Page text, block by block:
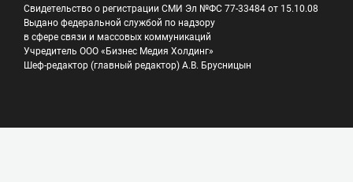
Свидетельство о регистрации СМИ Эл №ФС 77-33484 от 15.10.08
Выдано федеральной службой по надзору
в сфере связи и массовых коммуникаций
Учредитель ООО «Бизнес Медия Холдинг»
Шеф-редактор (главный редактор) А.В. Брусницын